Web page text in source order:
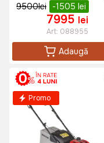
9500lei -1505 lei
7995 lei
Art: 088955
Adaugă
Promo